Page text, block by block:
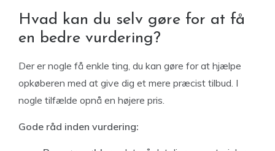
Hvad kan du selv gøre for at få
en bedre vurdering?
Der er nogle få enkle ting, du kan gøre for at hjælpe
opkøberen med at give dig et mere præcist tilbud. I
nogle tilfælde opnå en højere pris.
Gode råd inden vurdering: